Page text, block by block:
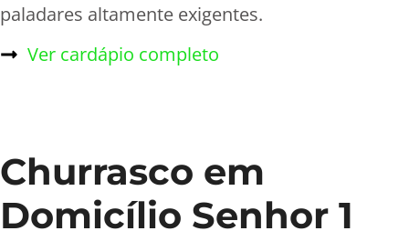
paladares altamente exigentes.
Ver cardápio completo
Churrasco em
Domicílio Senhor 1